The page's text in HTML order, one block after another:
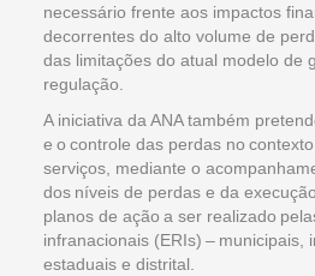
necessário frente aos impactos
decorrentes do alto volume de
das limitações do atual modelo de
regulação.
A iniciativa da ANA também
e o controle das perdas no
serviços, mediante o
dos níveis de perdas e da
planos de ação a ser realizado
infranacionais (ERIs) – municipais,
estaduais e distrital.